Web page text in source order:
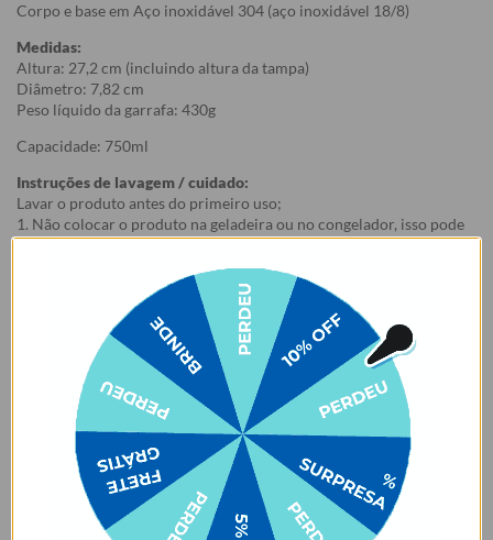
Corpo e base em Aço inoxidável 304 (aço inoxidável 18/8)
Medidas:
Altura: 27,2 cm (incluindo altura da tampa)
Diâmetro: 7,82 cm
Peso líquido da garrafa: 430g
Capacidade: 750ml
Instruções de lavagem / cuidado:
Lavar o produto antes do primeiro uso;
1. Não colocar o produto na geladeira ou no congelador, isso pode
danificá-lo. Recomenda-se pré-aquecer ou pré-resfriar a garrafa
conteúdo, para mais tempo de conservação.
2. Não colocar na lava-louças. Não usar esponjas muito abrasivas
ao lavar, risco de arranhar a estampa.
3. Evitar contato com objetos pontiagudos e ásperos com risco de
arranhar a estampa.
4. Evitar contato com acetona, álcool e líquidos à base de cloro.
5. Certifique-se de que a tampa está fechada e a borracha bem
posicionada antes de carregar o produto, para evitar que o líquido
6. Evitar o armazenamento de líquidos gaseificados na garrafa.
OBS.: É normal que a tampa da garrafa transpire um pouco, pois a
mesma não é composta por aço inox.